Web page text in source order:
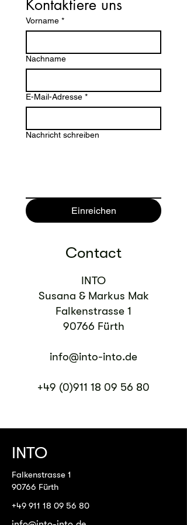
Kontaktiere uns
Vorname *
Nachname
E-Mail-Adresse *
Nachricht schreiben
Einreichen
Contact
INTO
Susana & Markus Mak
Falkenstrasse 1
90766 Fürth
info@into-into.de
+49 (0)911 18 09 56 80
INTO
Falkenstrasse 1
90766 Fürth
+49 911 18 09 56 80